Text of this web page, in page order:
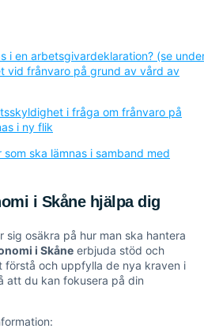
i en arbetsgivardeklaration? (se
vid frånvaro på grund av vård av
i fråga om frånvaro på
i ny flik
ska lämnas i samband med
i Skåne hjälpa dig
sig osäkra på hur man ska hantera
i Skåne erbjuda stöd och
förstå och uppfylla de nya kraven i
att du kan fokusera på din